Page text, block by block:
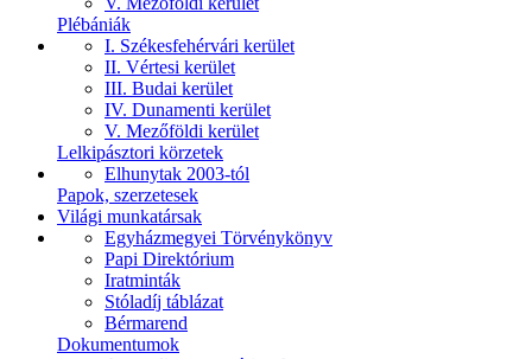
Plébániák
I. Székesfehérvári kerület
II. Vértesi kerület
III. Budai kerület
IV. Dunamenti kerület
V. Mezőföldi kerület
Lelkipásztori körzetek
Elhunytak 2003-tól
Papok, szerzetesek
Világi munkatársak
Egyházmegyei Törvénykönyv
Papi Direktórium
Iratminták
Stóladíj táblázat
Bérmarend
Dokumentumok